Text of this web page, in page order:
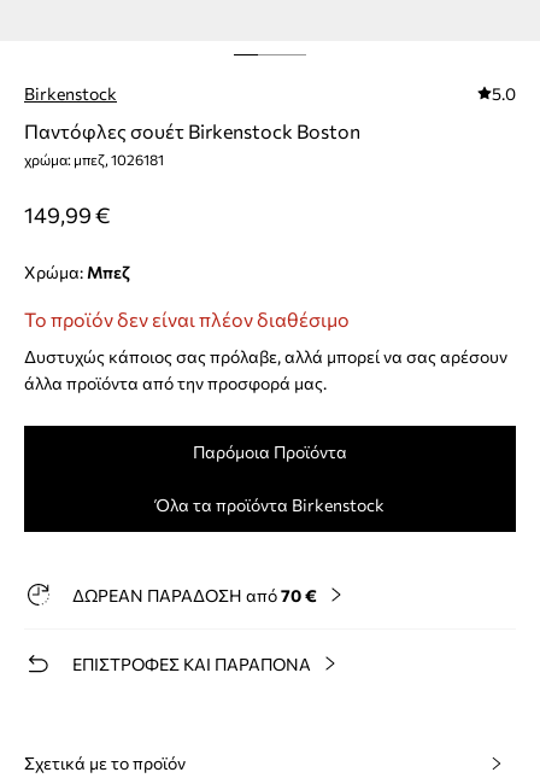
Birkenstock 5.0
Παντόφλες σουέτ Birkenstock Boston
χρώμα: μπεζ, 1026181
149,99 €
Χρώμα: μπεζ
Το προϊόν δεν είναι πλέον διαθέσιμο
Δυστυχώς κάποιος σας πρόλαβε, αλλά μπορεί να σας αρέσουν
άλλα προϊόντα από την προσφορά μας.
Παρόμοια Προϊόντα
Όλα τα προϊόντα Birkenstock
ΔΩΡΕΑΝ ΠΑΡΑΔΟΣΗ από70 €
ΕΠΙΣΤΡΟΦΕΣ ΚΑΙ ΠΑΡΑΠΟΝΑ
Σχετικά με το προϊόν